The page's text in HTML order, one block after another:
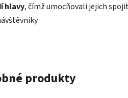
hlavy, čímž umocňovali jejich
produkty